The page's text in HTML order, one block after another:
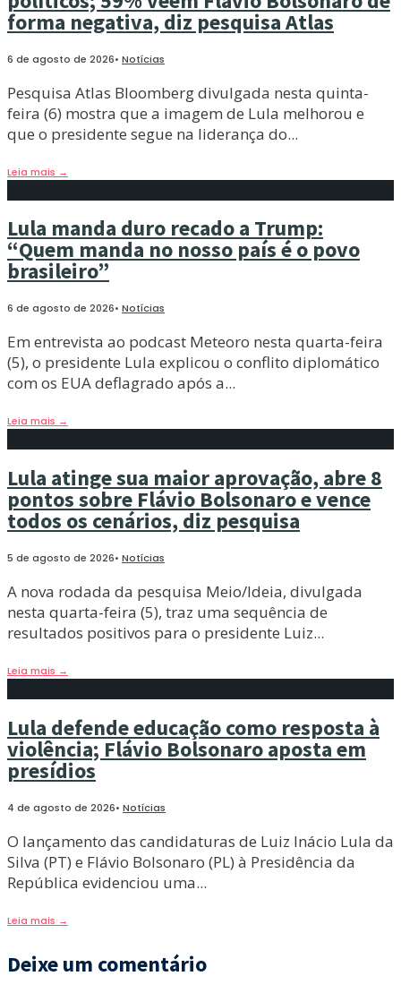
forma negativa, diz pesquisa Atlas
6 de agosto de 2026• Notícias
Pesquisa Atlas Bloomberg divulgada nesta quinta-
feira (6) mostra que a imagem de Lula melhorou e
que o presidente segue na liderança do...
Leia mais →
Lula manda duro recado a Trump:
“Quem manda no nosso país é o povo
brasileiro”
6 de agosto de 2026• Notícias
Em entrevista ao podcast Meteoro nesta quarta-feira
(5), o presidente Lula explicou o conflito diplomático
com os EUA deflagrado após a...
Leia mais →
Lula atinge sua maior aprovação, abre 8
pontos sobre Flávio Bolsonaro e vence
todos os cenários, diz pesquisa
5 de agosto de 2026• Notícias
A nova rodada da pesquisa Meio/Ideia, divulgada
nesta quarta-feira (5), traz uma sequência de
resultados positivos para o presidente Luiz...
Leia mais →
Lula defende educação como resposta à
violência; Flávio Bolsonaro aposta em
presídios
4 de agosto de 2026• Notícias
O lançamento das candidaturas de Luiz Inácio Lula da
Silva (PT) e Flávio Bolsonaro (PL) à Presidência da
República evidenciou uma...
Leia mais →
Deixe um comentário